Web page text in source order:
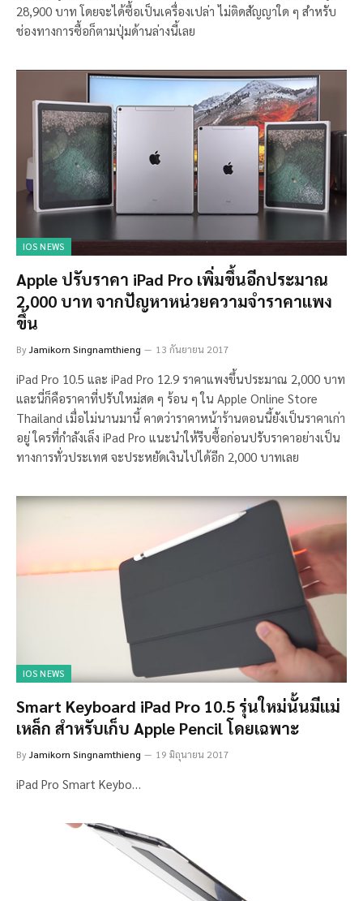
28,900 บาท โดยจะได้ซื้อเป็นเครื่องเปล่า ไม่ติดสัญญาใด ๆ สำหรับ
ช่องทางการซื้อก็ตามปุ่มด้านล่างนี้เลย
IOS NEWS
Apple ปรับราคา iPad Pro เพิ่มขึ้นอีกประมาณ
2,000 บาท จากปัญหาหน่วยความจำราคาแพง
ขึ้น
ByJamikorn Singnamthieng 13 กันยายน 2017
iPad Pro 10.5 และ iPad Pro 12.9 ราคาแพงขึ้นประมาณ 2,000 บาท
และนี่ก็คือราคาที่ปรับใหม่สด ๆ ร้อน ๆ ใน Apple Online Store
Thailand เมื่อไม่นานมานี้ คาดว่าราคาหน้าร้านตอนนี้ยังเป็นราคาเก่า
อยู่ ใครที่กำลังเล็ง iPad Pro แนะนำให้รีบซื้อก่อนปรับราคาอย่างเป็น
ทางการทั่วประเทศ จะประหยัดเงินไปได้อีก 2,000 บาทเลย
IOS NEWS
Smart Keyboard iPad Pro 10.5 รุ่นใหม่นั้นมีแม่
เหล็ก สำหรับเก็บ Apple Pencil โดยเฉพาะ
ByJamikorn Singnamthieng 19 มิถุนายน 2017
iPad Pro Smart Keybo…